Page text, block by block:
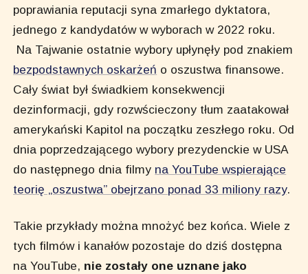
poprawiania reputacji syna zmarłego dyktatora,
jednego z kandydatów w wyborach w 2022 roku.
Na Tajwanie ostatnie wybory upłynęły pod znakiem
bezpodstawnych oskarżeń o oszustwa finansowe.
Cały świat był świadkiem konsekwencji
dezinformacji, gdy rozwścieczony tłum zaatakował
amerykański Kapitol na początku zeszłego roku. Od
dnia poprzedzającego wybory prezydenckie w USA
do następnego dnia filmy na YouTube wspierające
teorię „oszustwa” obejrzano ponad 33 miliony razy.
Takie przykłady można mnożyć bez końca. Wiele z
tych filmów i kanałów pozostaje do dziś dostępna
na YouTube, nie zostały one uznane jako